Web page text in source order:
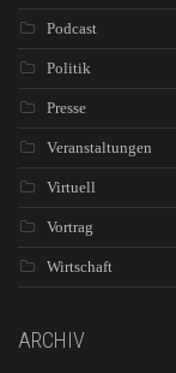
Podcast
Politik
Presse
Veranstaltungen
Virtuell
Vortrag
Wirtschaft
ARCHIV